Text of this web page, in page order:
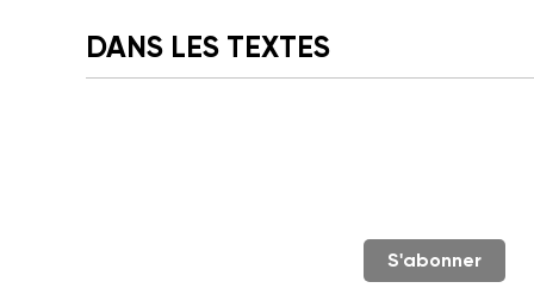
DANS LES TEXTES
S'abonner